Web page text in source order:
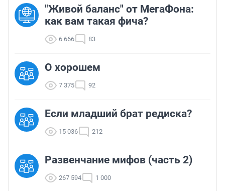
"Живой баланс" от МегаФона:
как вам такая фича?
6 666 83
О хорошем
7 375 92
Если младший брат редиска?
15 036 212
Развенчание мифов (часть 2)
267 594 1 000